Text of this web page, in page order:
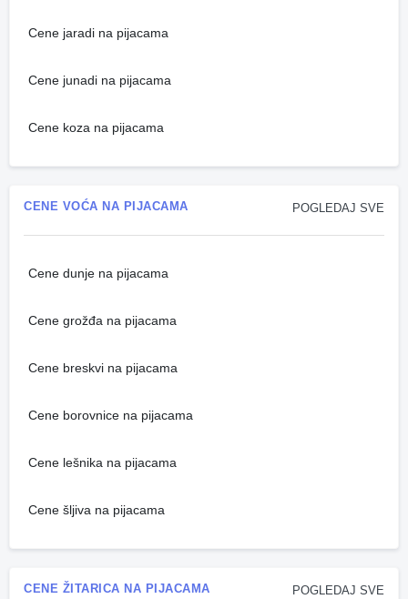
Cene jaradi na pijacama
Cene junadi na pijacama
Cene koza na pijacama
POGLEDAJ SVE
CENE VOĆA NA PIJACAMA
Cene dunje na pijacama
Cene grožđa na pijacama
Cene breskvi na pijacama
Cene borovnice na pijacama
Cene lešnika na pijacama
Cene šljiva na pijacama
POGLEDAJ SVE
CENE ŽITARICA NA PIJACAMA